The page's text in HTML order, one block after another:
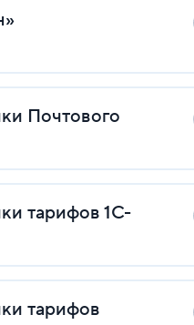
Почтового
тарифов 1С-
тарифов